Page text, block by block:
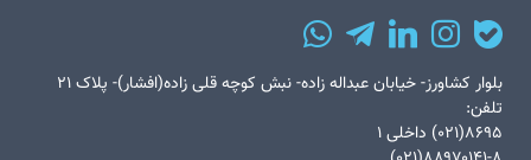
بلوار کشاورز- خیابان عبداله زاده- نبش کوچه قلی زاده(افشار)- پلاک ۲۱
تلفن:
۸۶۹۵(۰۲۱) داخلی ۱